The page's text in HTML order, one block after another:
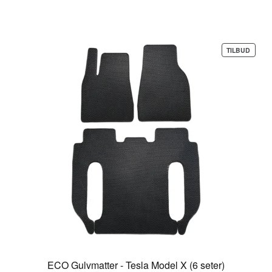
TILBUD
PÅ
ECO Gulvmatter - Tesla Model X (6 seter)